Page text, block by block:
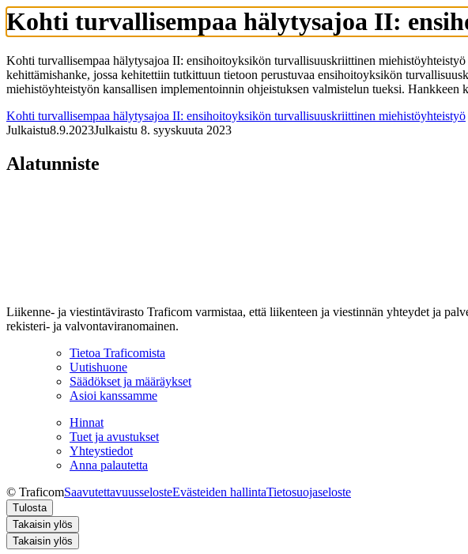
Kohti turvallisempaa hälytysajoa II:
Kohti turvallisempaa hälytysajoa II: ensihoitoyksikön turvallisuuskriittinen
kehittämishanke, jossa kehitettiin tutkittuun tietoon perustuvaa ensihoitoyksikön
miehistöyhteistyön kansallisen implementoinnin ohjeistuksen valmistelun tueksi.
Kohti turvallisempaa hälytysajoa II: ensihoitoyksikön turvallisuuskriittinen miehistöyhteistyö
Julkaistu8.9.2023Julkaistu 8. syyskuuta 2023
Alatunniste
Liikenne- ja viestintävirasto Traficom varmistaa, että liikenteen ja viestinnän yhteydet ja
rekisteri- ja valvontaviranomainen.
Tietoa Traficomista
Uutishuone
Säädökset ja määräykset
Asioi kanssamme
Hinnat
Tuet ja avustukset
Yhteystiedot
Anna palautetta
© TraficomSaavutettavuusselosteEvästeiden hallintaTietosuojaseloste
Tulosta
Takaisin ylös
Takaisin ylös